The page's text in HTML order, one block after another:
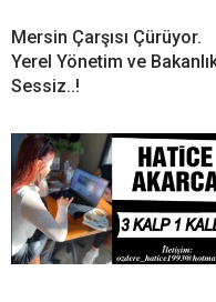
Mersin Çarşısı Çürüyor.
Yerel Yönetim ve
Sessiz..!